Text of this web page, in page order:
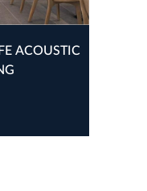
ACOUSTIC